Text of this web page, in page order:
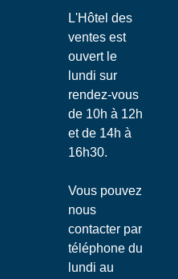
L'Hôtel des
ventes est
ouvert le
lundi sur
rendez-vous
de 10h à 12h
et de 14h à
16h30.
Vous pouvez
nous
contacter par
téléphone du
lundi au